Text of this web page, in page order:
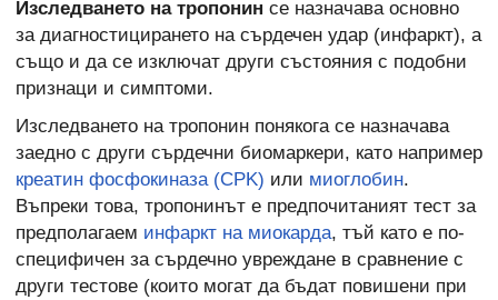
Изследването на тропонин се назначава основно
за диагностицирането на сърдечен удар (инфаркт), а
също и да се изключат други състояния с подобни
признаци и симптоми.
Изследването на тропонин понякога се назначава
заедно с други сърдечни биомаркери, като например
креатин фосфокиназа (CPK) или миоглобин.
Въпреки това, тропонинът е предпочитаният тест за
предполагаем инфаркт на миокарда, тъй като е по-
специфичен за сърдечно увреждане в сравнение с
други тестове (които могат да бъдат повишени при